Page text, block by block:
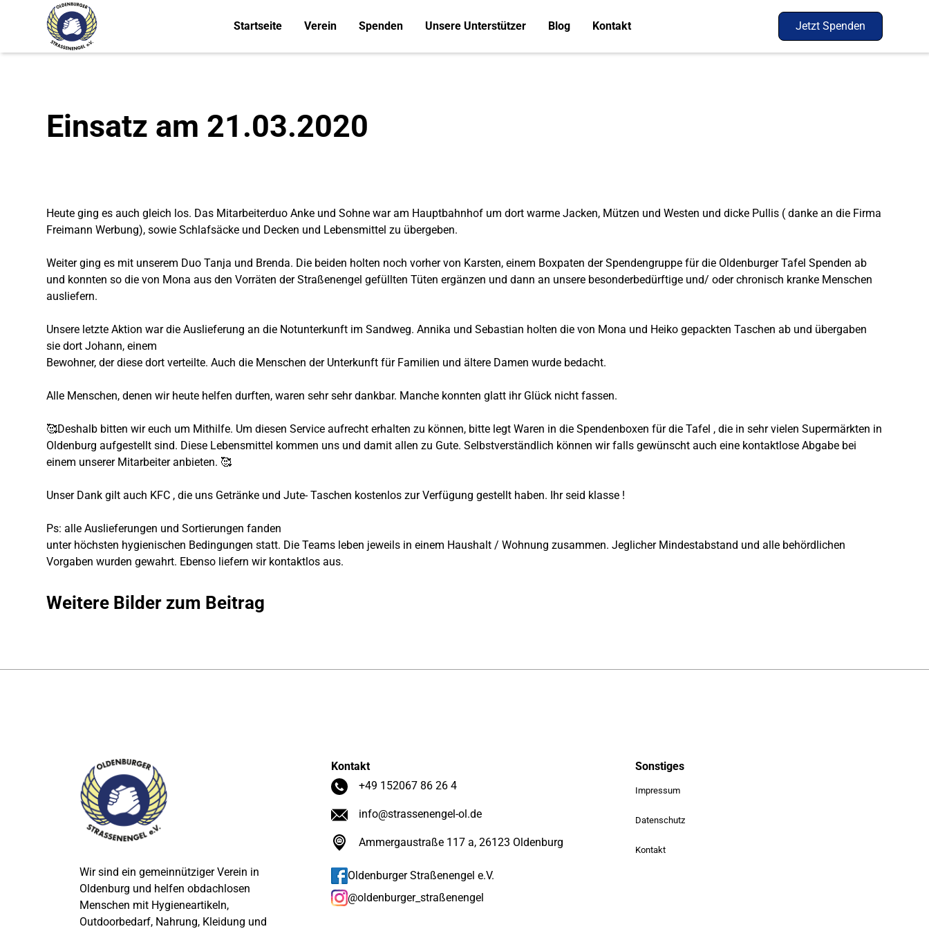
Startseite Verein Spenden Unsere Unterstützer Blog Kontakt Jetzt Spenden
Einsatz am 21.03.2020
Heute ging es auch gleich los. Das Mitarbeiterduo Anke und Sohne war am Hauptbahnhof um dort warme Jacken, Mützen und Westen und dicke Pullis ( danke an die Firma
Freimann Werbung), sowie Schlafsäcke und Decken und Lebensmittel zu übergeben.
Weiter ging es mit unserem Duo Tanja und Brenda. Die beiden holten noch vorher von Karsten, einem Boxpaten der Spendengruppe für die Oldenburger Tafel Spenden ab
und konnten so die von Mona aus den Vorräten der Straßenengel gefüllten Tüten ergänzen und dann an unsere besonderbedürftige und/ oder chronisch kranke Menschen
ausliefern.
Unsere letzte Aktion war die Auslieferung an die Notunterkunft im Sandweg. Annika und Sebastian holten die von Mona und Heiko gepackten Taschen ab und übergaben
sie dort Johann, einem
Bewohner, der diese dort verteilte. Auch die Menschen der Unterkunft für Familien und ältere Damen wurde bedacht.
Alle Menschen, denen wir heute helfen durften, waren sehr sehr dankbar. Manche konnten glatt ihr Glück nicht fassen.
🥰Deshalb bitten wir euch um Mithilfe. Um diesen Service aufrecht erhalten zu können, bitte legt Waren in die Spendenboxen für die Tafel , die in sehr vielen Supermärkten in
Oldenburg aufgestellt sind. Diese Lebensmittel kommen uns und damit allen zu Gute. Selbstverständlich können wir falls gewünscht auch eine kontaktlose Abgabe bei
einem unserer Mitarbeiter anbieten. 🥰
Unser Dank gilt auch KFC , die uns Getränke und Jute- Taschen kostenlos zur Verfügung gestellt haben. Ihr seid klasse !
Ps: alle Auslieferungen und Sortierungen fanden
unter höchsten hygienischen Bedingungen statt. Die Teams leben jeweils in einem Haushalt / Wohnung zusammen. Jeglicher Mindestabstand und alle behördlichen
Vorgaben wurden gewahrt. Ebenso liefern wir kontaktlos aus.
Weitere Bilder zum Beitrag
Wir sind ein gemeinnütziger Verein in
Oldenburg und helfen obdachlosen
Menschen mit Hygieneartikeln,
Outdoorbedarf, Nahrung, Kleidung und
Kontakt
+49 152067 86 26 4
info@strassenengel-ol.de
Ammergaustraße 117 a, 26123 Oldenburg
Oldenburger Straßenengel e.V.
@oldenburger_straßenengel
Sonstiges
Impressum
Datenschutz
Kontakt